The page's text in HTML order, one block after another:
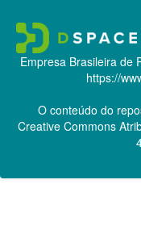
Empresa Brasileira de
https://
O conteúdo do
Creative Commons